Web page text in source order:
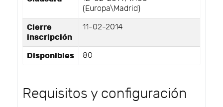
(Europa\Madrid)
Cierre
inscripción
11-02-2014
Disponibles 80
Requisitos y configuración